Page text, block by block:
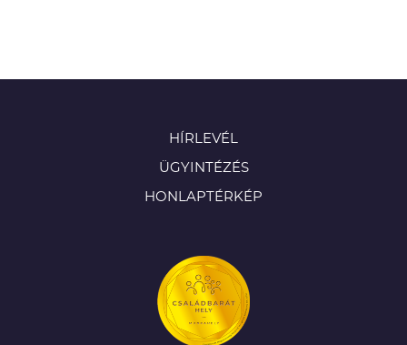
HÍRLEVÉL
ÜGYINTÉZÉS
HONLAPTÉRKÉP